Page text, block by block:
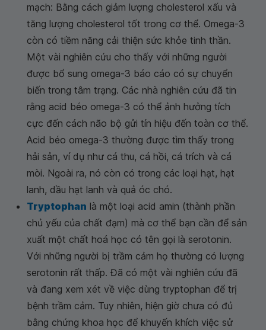
mạch: Bằng cách giảm lượng cholesterol xấu và
tăng lượng cholesterol tốt trong cơ thể. Omega-3
còn có tiềm năng cải thiện sức khỏe tinh thần.
Một vài nghiên cứu cho thấy với những người
được bổ sung omega-3 báo cáo có sự chuyển
biến trong tâm trạng. Các nhà nghiên cứu đã tin
rằng acid béo omega-3 có thể ảnh hưởng tích
cực đến cách não bộ gửi tín hiệu đến toàn cơ thể.
Acid béo omega-3 thường được tìm thấy trong
hải sản, ví dụ như cá thu, cá hồi, cá trích và cá
mòi. Ngoài ra, nó còn có trong các loại hạt, hạt
lanh, dầu hạt lanh và quả óc chó.
Tryptophan là một loại acid amin (thành phần
chủ yếu của chất đạm) mà cơ thể bạn cần để sản
xuất một chất hoá học có tên gọi là serotonin.
Với những người bị trầm cảm họ thường có lượng
serotonin rất thấp. Đã có một vài nghiên cứu đã
và đang xem xét về việc dùng tryptophan để trị
bệnh trầm cảm. Tuy nhiên, hiện giờ chưa có đủ
bằng chứng khoa học để khuyến khích việc sử